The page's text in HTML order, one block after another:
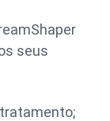
seus